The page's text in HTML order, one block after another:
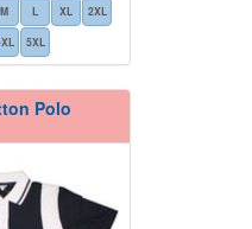
M L XL
2XL
5XL
Polo